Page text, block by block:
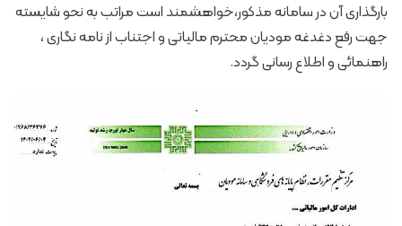
بارگذاری آن در سامانه مذکور،خواهشمند است مراتب به نحو شایسته
جهت رفع دغدغه مودیان محترم مالیاتی و اجتناب از نامه نگاری ،
راهنمائی و اطلاع رسانی گردد.